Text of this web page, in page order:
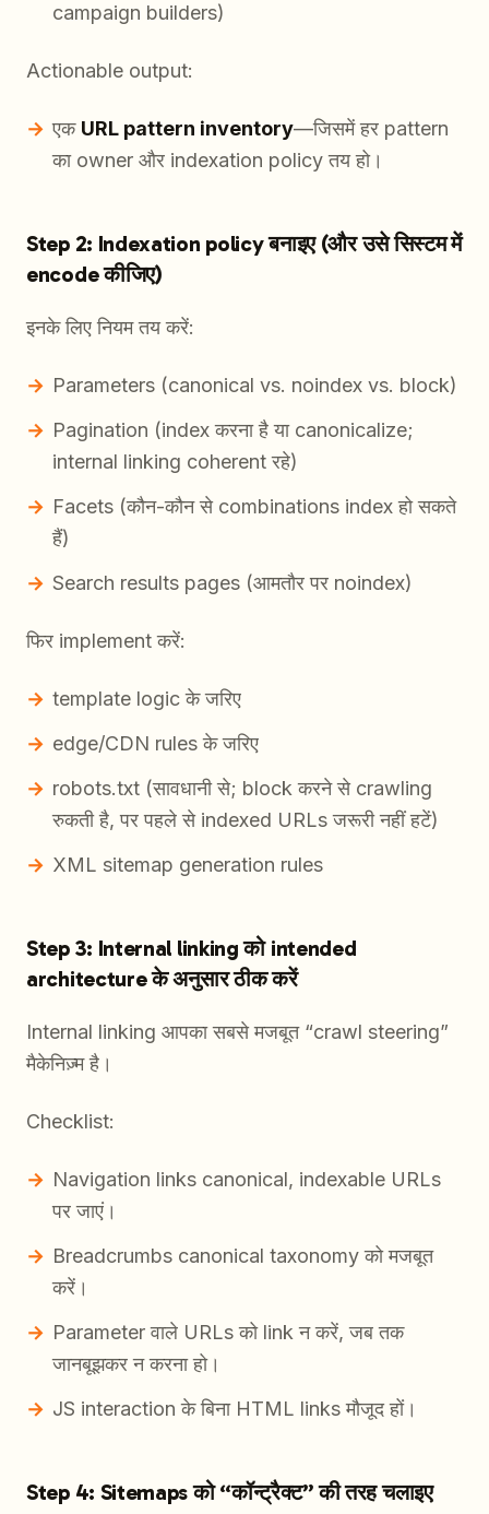
campaign builders)
Actionable output:
एक URL pattern inventory—जिसमें हर pattern
का owner और indexation policy तय हो।
Step 2: Indexation policy बनाइए (और उसे सिस्टम में
encode कीजिए)
इनके लिए नियम तय करें:
Parameters (canonical vs. noindex vs. block)
Pagination (index करना है या canonicalize;
internal linking coherent रहे)
Facets (कौन-कौन से combinations index हो सकते
हैं)
Search results pages (आमतौर पर noindex)
फिर implement करें:
template logic के जरिए
edge/CDN rules के जरिए
robots.txt (सावधानी से; block करने से crawling
रुकती है, पर पहले से indexed URLs जरूरी नहीं हटें)
XML sitemap generation rules
Step 3: Internal linking को intended
architecture के अनुसार ठीक करें
Internal linking आपका सबसे मजबूत “crawl steering”
मैकेनिज़्म है।
Checklist:
Navigation links canonical, indexable URLs
पर जाएं।
Breadcrumbs canonical taxonomy को मजबूत
करें।
Parameter वाले URLs को link न करें, जब तक
जानबूझकर न करना हो।
JS interaction के बिना HTML links मौजूद हों।
Step 4: Sitemaps को “कॉन्ट्रैक्ट” की तरह चलाइए